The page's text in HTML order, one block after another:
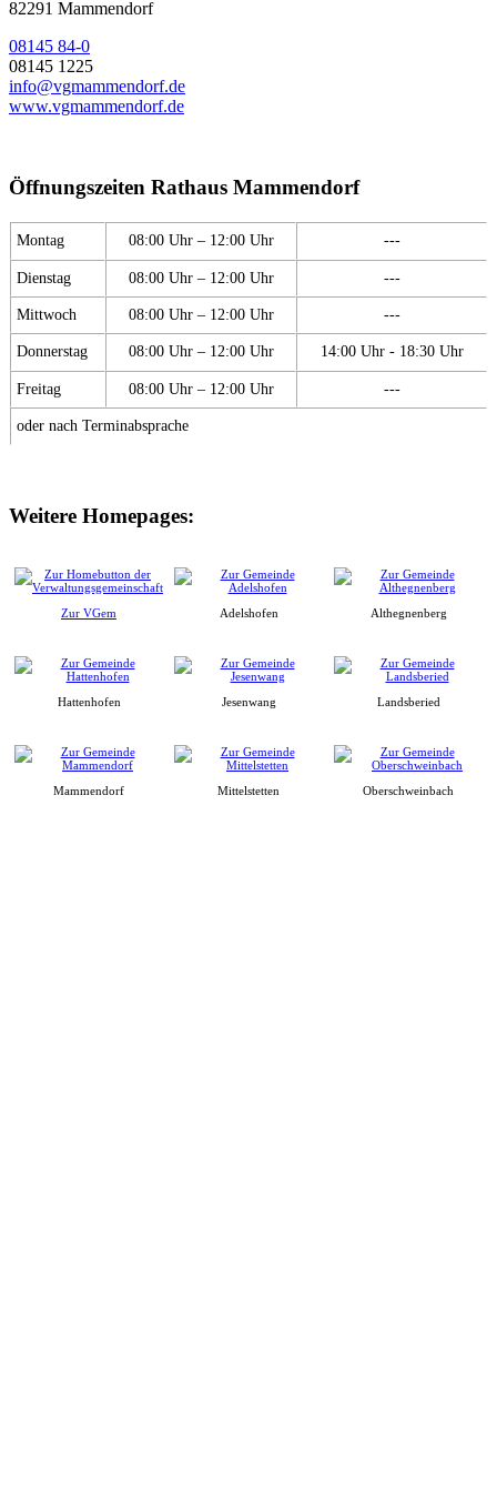
82291 Mammendorf
08145 84-0
08145 1225
info@vgmammendorf.de
www.vgmammendorf.de
Öffnungszeiten Rathaus Mammendorf
Montag 08:00 Uhr – 12:00 Uhr ---
Dienstag 08:00 Uhr – 12:00 Uhr ---
Mittwoch 08:00 Uhr – 12:00 Uhr ---
Donnerstag 08:00 Uhr – 12:00 Uhr 14:00 Uhr - 18:30 Uhr
Freitag 08:00 Uhr – 12:00 Uhr ---
oder nach Terminabsprache
Weitere Homepages:
Zur VGem Adelshofen Althegnenberg
Hattenhofen Jesenwang Landsberied
Mammendorf Mittelstetten Oberschweinbach